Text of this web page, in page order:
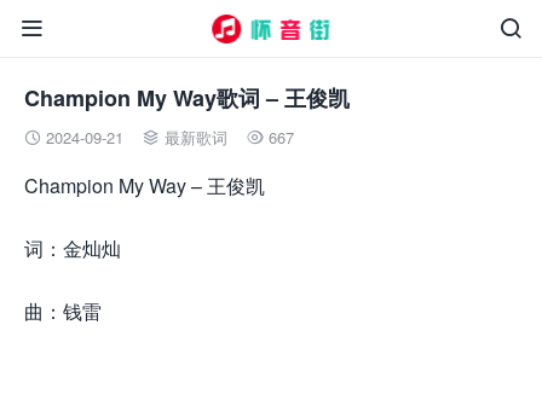


Champion My Way歌词 – 王俊凯
 2024-09-21  最新歌词  667
Champion My Way – 王俊凯
词：金灿灿
曲：钱雷